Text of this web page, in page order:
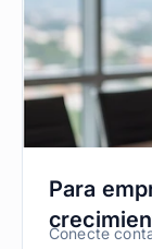
Para
Conecte